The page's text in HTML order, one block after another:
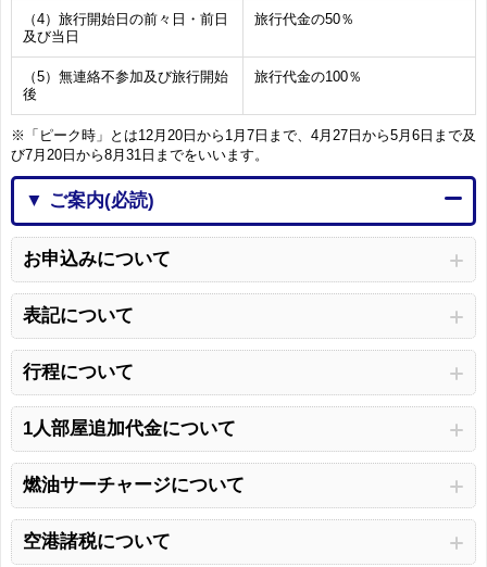
（4）旅行開始日の前々日・前日
及び当日
旅行代金の50％
（5）無連絡不参加及び旅行開始
後
旅行代金の100％
※「ピーク時」とは12月20日から1月7日まで、4月27日から5月6日まで及
び7月20日から8月31日までをいいます。
▼ ご案内(必読)
お申込みについて
表記について
行程について
1人部屋追加代金について
燃油サーチャージについて
空港諸税について